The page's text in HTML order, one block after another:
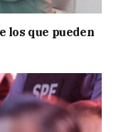
los que pueden